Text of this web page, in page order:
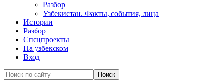
Разбор
Узбекистан. Факты, события, лица
Истории
Разбор
Спецпроекты
На узбекском
Вход